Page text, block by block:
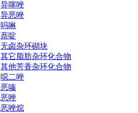
异噻唑
异恶唑
吗啉
萘啶
无卤杂环砌块
其它脂肪杂环化合物
其他芳香杂环化合物
噁二唑
恶嗪
恶唑
恶唑烷